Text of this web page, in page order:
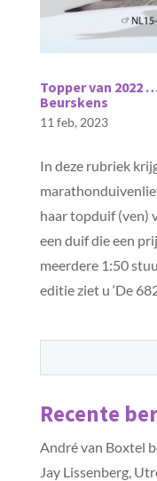
Topper van 2022
Beurskens
11 feb, 2023
In deze rubriek
haar topduif (ven)
een duif die een
meerdere 1:50
editie ziet u ‘De
Recente
André van Boxtel
Jay Lissenberg,